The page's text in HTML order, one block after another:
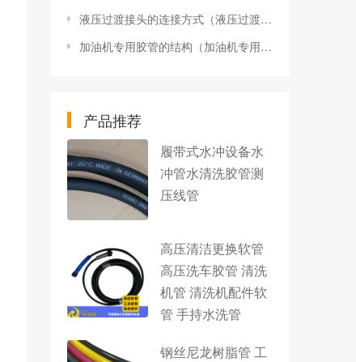
液压过渡接头的连接方式（液压过渡接头的安装方法）
加油机专用胶管的结构（加油机专用管的管管子）
产品推荐
履带式水冲设备水
冲管水清洗胶管测
压线管
高压清洁更换软管
高压洗车胶管 清洗
机管 清洗机配件软
管 手持水洗管
钢丝尼龙树脂管 工